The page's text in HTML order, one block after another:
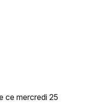
ce mercredi 25